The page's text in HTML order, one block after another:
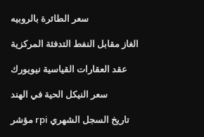
سعر الطائرة بالروبيه
الغاز مقابل النفط التدفئة المركزية
عقد العقارات القياسية نيويورك
سعر النيكل الحية في الهند
مؤشر rpi تاريخ السجل الشهري